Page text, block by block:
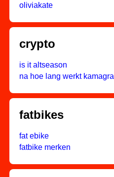
oliviakate
crypto
is it altseason
na hoe lang werkt kamagra
fatbikes
fat ebike
fatbike merken